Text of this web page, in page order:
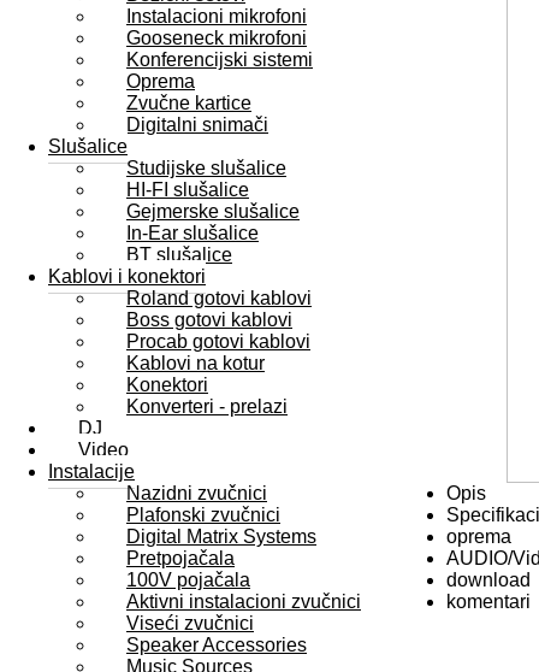
Instalacioni mikrofoni
Gooseneck mikrofoni
Konferencijski sistemi
Oprema
Zvučne kartice
Digitalni snimači
Slušalice
Studijske slušalice
HI-FI slušalice
Gejmerske slušalice
In-Ear slušalice
BT slušalice
Kablovi i konektori
Roland gotovi kablovi
Boss gotovi kablovi
Procab gotovi kablovi
Kablovi na kotur
Konektori
Konverteri - prelazi
DJ
Video
Instalacije
Nazidni zvučnici
Plafonski zvučnici
Digital Matrix Systems
Pretpojačala
100V pojačala
Aktivni instalacioni zvučnici
Viseći zvučnici
Speaker Accessories
Music Sources
Opis
oprema
AUDIO/
download
komentari